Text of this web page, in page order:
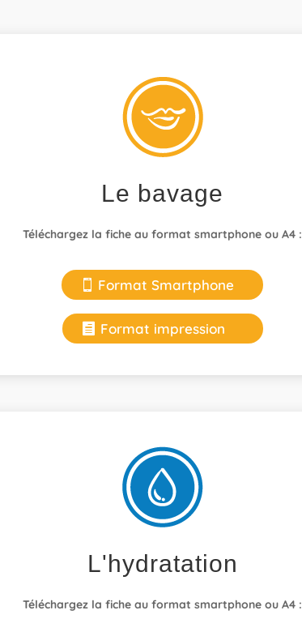
Le bavage
Téléchargez la fiche au format smartphone ou A4 :
Format Smartphone
Format impression
L'hydratation
Téléchargez la fiche au format smartphone ou A4 :